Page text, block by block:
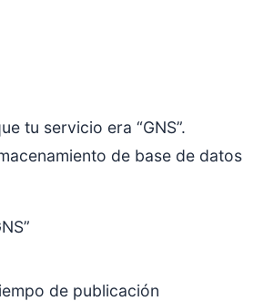
tu servicio era “GNS”.
de base de datos
de publicación